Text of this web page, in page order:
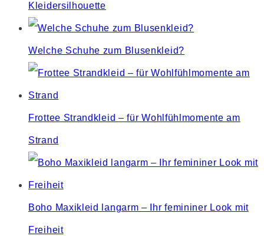
Kleidersilhouette
Welche Schuhe zum Blusenkleid?
Frottee Strandkleid – für Wohlfühlmomente am
Strand
Boho Maxikleid langarm – Ihr femininer Look mit
Freiheit